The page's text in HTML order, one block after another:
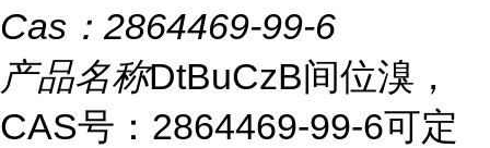
Cas： 2864469-99-6
产品名称DtBuCzB间位溴，
CAS号：2864469-99-6可定